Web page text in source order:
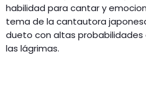
habilidad para cantar y
tema de la cantautora
dueto con altas probabilidades
las lágrimas.